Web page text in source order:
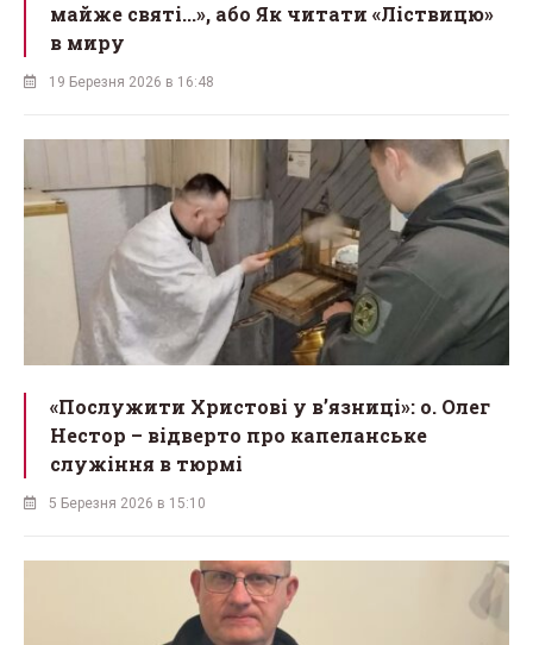
майже святі...», або Як читати «Ліствицю»
в миру
19 Березня 2026 в 16:48
«Послужити Христові у вʼязниці»: о. Олег
Нестор – відверто про капеланське
служіння в тюрмі
5 Березня 2026 в 15:10